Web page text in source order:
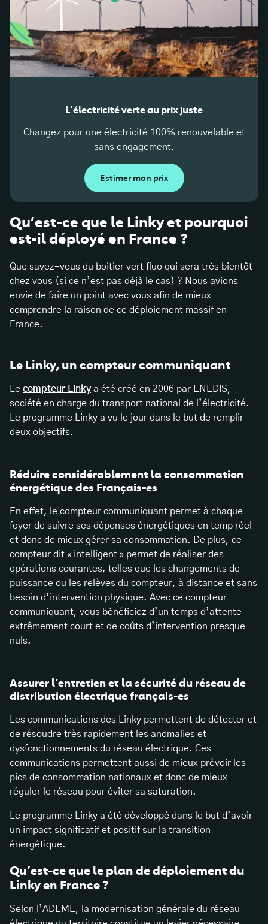
L'électricité verte au prix juste
Changez pour une électricité 100% renouvelable et
sans engagement.
Estimer mon prix
Qu’est-ce que le Linky et pourquoi
est-il déployé en France ?
Que savez-vous du boitier vert fluo qui sera très bientôt
chez vous (si ce n’est pas déjà le cas) ? Nous avions
envie de faire un point avec vous afin de mieux
comprendre la raison de ce déploiement massif en
France.
Le Linky, un compteur communiquant
Le compteur Linkya été créé en 2006 par ENEDIS,
société en charge du transport national de l’électricité.
Le programme Linky a vu le jour dans le but de remplir
deux objectifs.
Réduire considérablement la consommation
énergétique des Français-es
En effet, le compteur communiquant permet à chaque
foyer de suivre ses dépenses énergétiques en temp réel
et donc de mieux gérer sa consommation. De plus, ce
compteur dit « intelligent » permet de réaliser des
opérations courantes, telles que les changements de
puissance ou les relèves du compteur, à distance et sans
besoin d’intervention physique. Avec ce compteur
communiquant, vous bénéficiez d’un temps d’attente
extrêmement court et de coûts d’intervention presque
nuls.
Assurer l’entretien et la sécurité du réseau de
distribution électrique français-es
Les communications des Linky permettent de détecter et
de résoudre très rapidement les anomalies et
dysfonctionnements du réseau électrique. Ces
communications permettent aussi de mieux prévoir les
pics de consommation nationaux et donc de mieux
réguler le réseau pour éviter sa saturation.
Le programme Linky a été développé dans le but d’avoir
un impact significatif et positif sur la transition
énergétique.
Qu’est-ce que le plan de déploiement du
Linky en France ?
Selon l’ADEME, la modernisation générale du réseau